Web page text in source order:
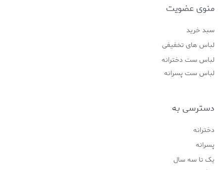
منوی عضویت
سبد خرید
لباس های تخفیفی
لباس ست دخترانه
لباس ست پسرانه
دسترسی به
دخترانه
پسرانه
یک تا سه سال